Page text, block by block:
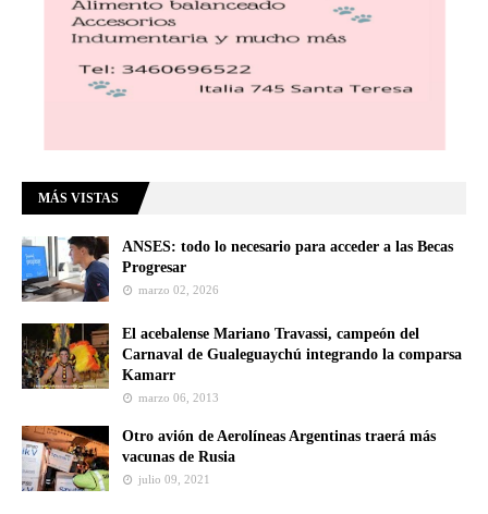
MÁS VISTAS
ANSES: todo lo necesario para acceder a las Becas
Progresar
marzo 02, 2026
El acebalense Mariano Travassi, campeón del
Carnaval de Gualeguaychú integrando la comparsa
Kamarr
marzo 06, 2013
Otro avión de Aerolíneas Argentinas traerá más
vacunas de Rusia
julio 09, 2021